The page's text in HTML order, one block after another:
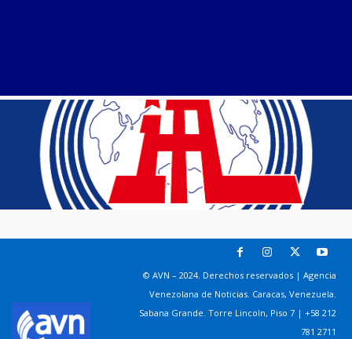
© AVN – 2024. Derechos reservados | Agencia
Venezolana de Noticias. Caracas, Venezuela.
Sabana Grande. Torre Lincoln, Piso 7 | +58 212
781 2711